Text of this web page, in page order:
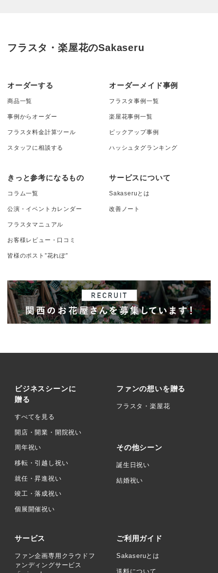
フラスタ・楽屋花のSakaseru
オーダーする
商品一覧
事例からオーダー
フラスタ料金計算ツール
スタッフに相談する
オーダーメイド事例
フラスタ事例一覧
楽屋花事例一覧
ピックアップ事例
ハッシュタグランキング
きっと参考になるもの
コラム一覧
公演・イベントカレンダー
フラスタマニュアル
お客様レビュー・口コミ
皆様のポスト”花れぽ”
サービスについて
Sakaseruとは
改善ノート
ビジネスシーンに
贈る
すべてを見る
開店・開業・開院祝い
周年祝い
移転・引越し祝い
就任・昇進祝い
竣工・落成祝い
個展開催祝い
ファンの想いを贈る
フラスタ・楽屋花
その他シーン
誕生日祝い
結婚祝い
サービス
ファン企画専用クラウドフ
ァンディングサービス
ご利用ガイド
Sakaseruとは
送料について